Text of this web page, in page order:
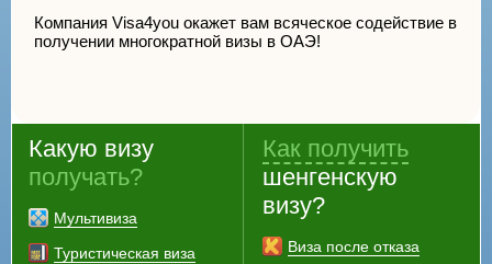
Компания Visa4you окажет вам всяческое содействие в
получении многократной визы в ОАЭ!
Какую визу
получать?
Мультивиза
Туристическая виза
Как получить
шенгенскую
визу?
Виза после отказа